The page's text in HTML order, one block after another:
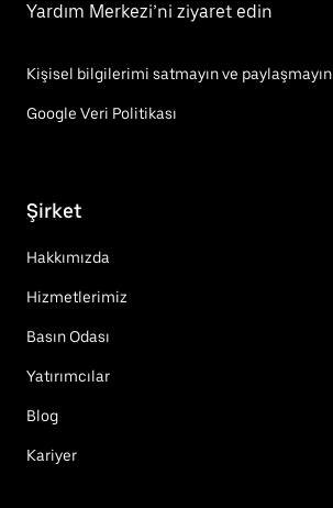
Yardım Merkezi’ni ziyaret edin
Kişisel bilgilerimi satmayın ve paylaşmayın
Google Veri Politikası
Şirket
Hakkımızda
Hizmetlerimiz
Basın Odası
Yatırımcılar
Blog
Kariyer